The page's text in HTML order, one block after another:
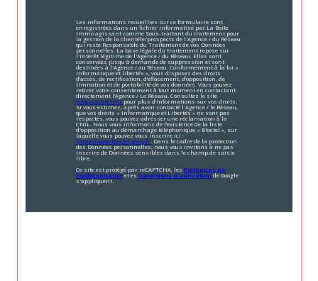
Les informations recueillies sur ce formulaire sont
enregistrées dans un fichier informatisé par La Boite
Immo agissant comme Sous-traitant du traitement pour
la gestion de la clientèle/prospects de l'Agence / du Réseau
qui reste Responsable du Traitement de vos Données
personnelles. La base légale du traitement repose sur
l'intérêt légitime de l'Agence / du Réseau. Elles sont
conservées jusqu'à demande de suppression et sont
destinées à l'Agence / au Réseau. Conformément à la loi «
informatique et libertés », vous disposez des droits
d’accès, de rectification, d’effacement, d’opposition, de
limitation et de portabilité de vos données. Vous pouvez
retirer votre consentement à tout moment en contactant
directement l’Agence / Le Réseau. Consultez le site
https://cnil.fr/fr pour plus d’informations sur vos droits.
Si vous estimez, après avoir contacté l'Agence / le Réseau,
que vos droits « Informatique et Libertés » ne sont pas
respectés, vous pouvez adresser une réclamation à la
CNIL. Nous vous informons de l’existence de la liste
d'opposition au démarchage téléphonique « Bloctel », sur
laquelle vous pouvez vous inscrire ici :
https://www.bloctel.gouv.fr. Dans le cadre de la protection
des Données personnelles, nous vous invitons à ne pas
inscrire de Données sensibles dans le champ de saisie
libre.
Ce site est protégé par reCAPTCHA, lesPolitiques de
Confidentialitéet es Conditions d'utilisationde Google
s'appliquent.